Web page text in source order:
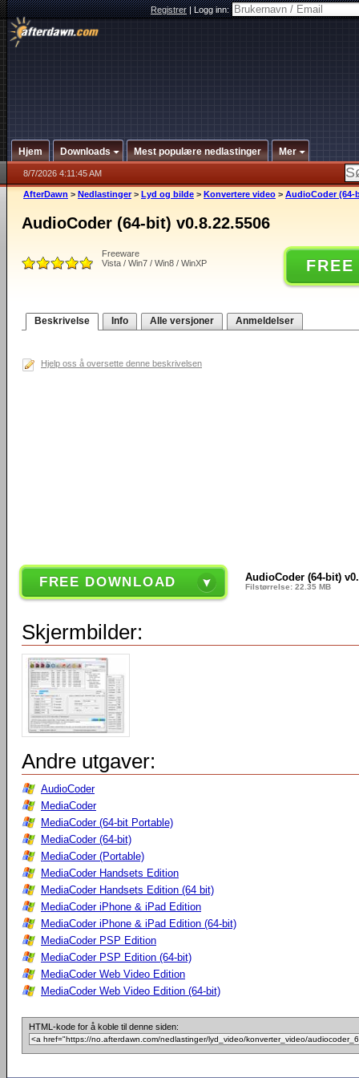
Registrer|Logg inn:
Hjem Downloads Mest populære nedlastinger Mer
8/7/2026 4:11:45 AM
AfterDawn > Nedlastinger > Lyd og bilde > Konvertere video > AudioCoder (64-
AudioCoder (64-bit) v0.8.22.5506
Freeware
Vista / Win7 / Win8 / WinXP
Beskrivelse Info Alle versjoner Anmeldelser
Hjelp oss å oversette denne beskrivelsen
FREE DOWNLOAD AudioCoder (64-bit)
Filstørrelse: 22.35 MB
Skjermbilder:
Andre utgaver:
AudioCoder
MediaCoder
MediaCoder (64-bit Portable)
MediaCoder (64-bit)
MediaCoder (Portable)
MediaCoder Handsets Edition
MediaCoder Handsets Edition (64 bit)
MediaCoder iPhone & iPad Edition
MediaCoder iPhone & iPad Edition (64-bit)
MediaCoder PSP Edition
MediaCoder PSP Edition (64-bit)
MediaCoder Web Video Edition
MediaCoder Web Video Edition (64-bit)
HTML-kode for å koble til denne siden: